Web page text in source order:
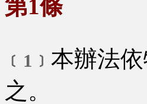
第1條
﹝1﹞ 本辦法
之。